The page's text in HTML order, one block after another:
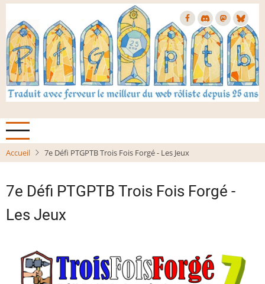
Aller
contenu
principal
Accueil 7e Défi PTGPTB Trois Fois Forgé - Les Jeux
7e Défi PTGPTB Trois Fois Forgé -
Les Jeux